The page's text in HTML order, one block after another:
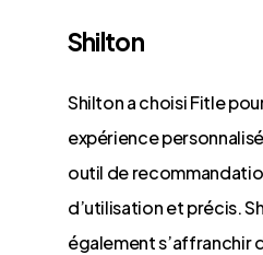
Shilton
Shilton a choisi Fitle
expérience
outil de
d’utilisation et précis.
également s’affranchir